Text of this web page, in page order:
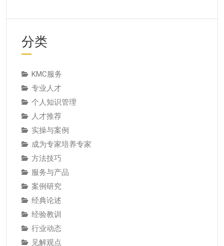
分类
KMC服务
专业人才
个人知识管理
人才推荐
实操与案例
成为专家培养专家
方法技巧
服务与产品
案例研究
经典论述
经验教训
行业动态
见解观点